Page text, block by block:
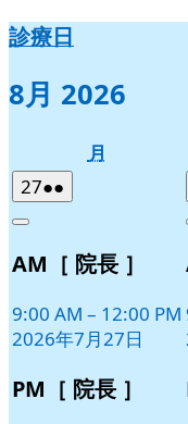
診療日
8月 2026
月
272026
年
月
日
●●
件
イ
ン
ト)
Close
AM［ 院長 ］
9:00 AM – 12:00 PM
2026年7月27日
PM［ 院長 ］